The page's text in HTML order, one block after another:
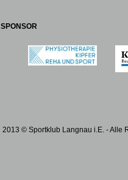
SPONSOR
2013 © Sportklub Langnau i.E. - Alle